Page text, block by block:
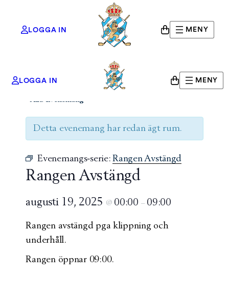
LOGGA IN MENY
LOGGA IN MENY
« Alla Evenemang
Detta evenemang har redan ägt rum.
Evenemangs-serie:Rangen Avstängd
Rangen Avstängd
augusti 19, 2025 @ 00:00 – 09:00
Rangen avstängd pga klippning och
underhåll.
Rangen öppnar 09:00.